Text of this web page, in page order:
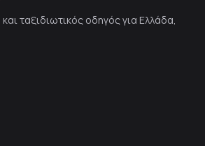
ταξιδιωτικός οδηγός για Ελλάδα,